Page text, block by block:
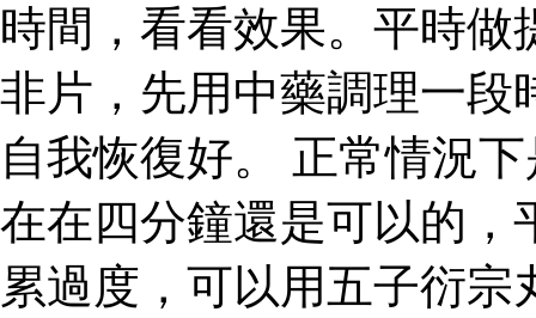
時間，看看效果。平時
非片，先用中藥調理一段
自我恢復好。 正常情況
在在四分鐘還是可以的，
累過度，可以用五子衍